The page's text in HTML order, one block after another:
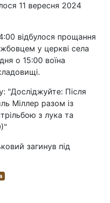
11 вересня 2024
відбулося прощання
у церкві села
о 15:00 воїна
"Досліджуйте: Після
Міллер разом із
з лука та
загинув під